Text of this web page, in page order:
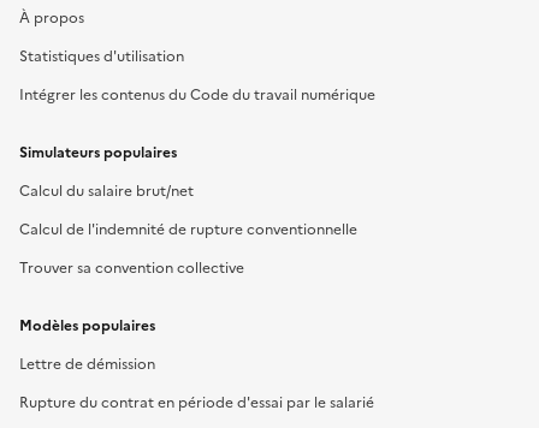
À propos
Statistiques d'utilisation
Intégrer les contenus du Code du travail numérique
Simulateurs populaires
Calcul du salaire brut/net
Calcul de l'indemnité de rupture conventionnelle
Trouver sa convention collective
Modèles populaires
Lettre de démission
Rupture du contrat en période d'essai par le salarié